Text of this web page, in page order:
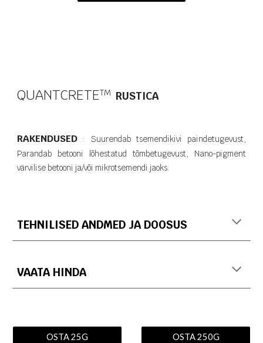
QUANTCRETET​M RUSTICA
RAKENDUSED : Suurendab tsemendikivi paindetugevust,
Parandab betooni lõhestatud tõmbetugevust, Nano-pigment
värvilise betooni ja/või mikrotsemendi jaoks.
TEHNILISED ANDMED JA DOOSUS
VAATA HINDA
OSTA 25G OSTA 250G